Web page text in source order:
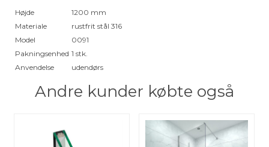
Højde
1200 mm
Materiale
rustfrit stål 316
Model
0091
Pakningsenhed 1 stk.
Anvendelse
udendørs
Andre kunder købte også